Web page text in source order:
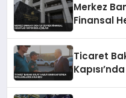
Merkez
Finansal
Ticaret